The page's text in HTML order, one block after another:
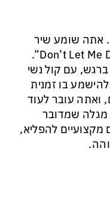
אתה שומע שיר
אחד. במקרה שלנו זה היה “Don’t Let Me Down”.
עם קול נשי
בו זמנית
ואתה עובר לעוד
שמדובר
להפליא,